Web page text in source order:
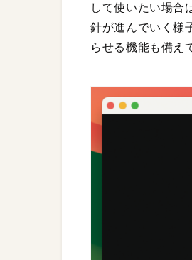
して使いたい場合
針が進んでいく様
らせる機能も備え